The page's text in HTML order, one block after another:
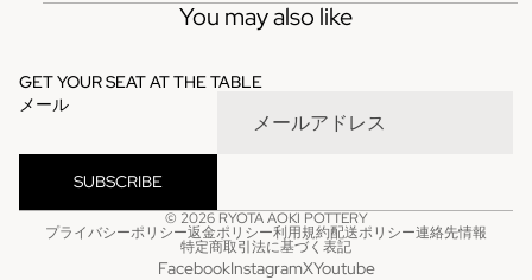
You may also like
GET YOUR SEAT AT THE TABLE
メール
SUBSCRIBE
© 2026 RYOTA AOKI POTTERY
プライバシーポリシー返金ポリシー利用規約配送ポリシー連絡先情報
特定商取引法に基づく表記
FacebookInstagramXYoutube